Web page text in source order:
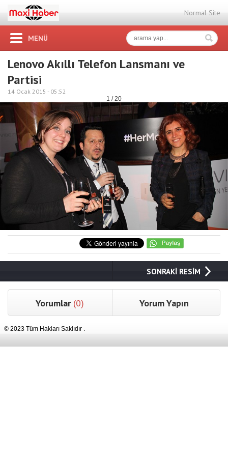
Normal Site
MENÜ
Lenovo Akıllı Telefon Lansmanı ve
Partisi
14 Ocak 2015 - 05:52
1 / 20
SONRAKİ RESİM
Yorumlar (0) Yorum Yapın
© 2023 Tüm Hakları Saklıdır .